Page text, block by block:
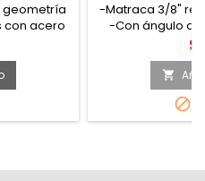
geometría
con acero
un alto
corrosión
mayor
la tuerca
-Matraca 3/8"
-Con ángulo

